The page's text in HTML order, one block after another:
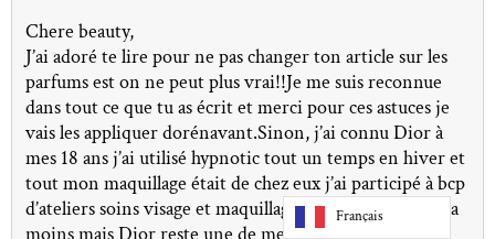
Chere beauty,
J’ai adoré te lire pour ne pas changer ton article sur les
parfums est on ne peut plus vrai!!Je me suis reconnue
dans tout ce que tu as écrit et merci pour ces astuces je
vais les appliquer dorénavant.Sinon, j’ai connu Dior à
mes 18 ans j’ai utilisé hypnotic tout un temps en hiver et
tout mon maquillage était de chez eux j’ai participé à bcp
d’ateliers soins visage et maquillage maintenant il y en a
Français